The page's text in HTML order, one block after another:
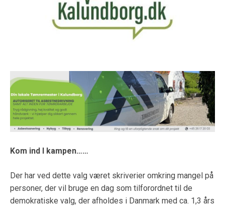
Kom ind I kampen……
Der har ved dette valg været skriverier omkring mangel på
personer, der vil bruge en dag som tilforordnet til de
demokratiske valg, der afholdes i Danmark med ca. 1,3 års